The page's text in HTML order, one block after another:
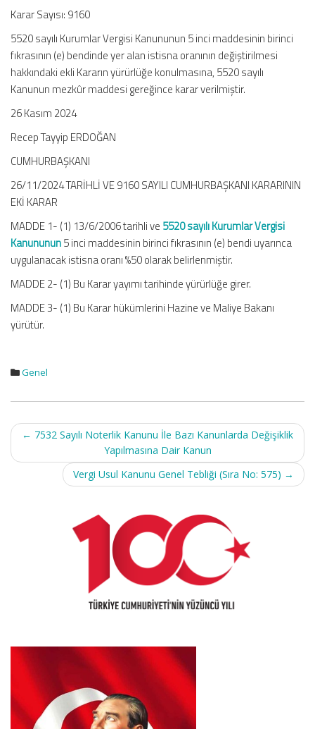
Karar Sayısı: 9160
5520 sayılı Kurumlar Vergisi Kanununun 5 inci maddesinin birinci
fıkrasının (e) bendinde yer alan istisna oranının değiştirilmesi
hakkındaki ekli Kararın yürürlüğe konulmasına, 5520 sayılı
Kanunun mezkûr maddesi gereğince karar verilmiştir.
26 Kasım 2024
Recep Tayyip ERDOĞAN
CUMHURBAŞKANI
26/11/2024 TARİHLİ VE 9160 SAYILI CUMHURBAŞKANI KARARININ
EKİ KARAR
MADDE 1- (1) 13/6/2006 tarihli ve 5520 sayılı Kurumlar Vergisi
Kanununun5 inci maddesinin birinci fıkrasının (e) bendi uyarınca
uygulanacak istisna oranı %50 olarak belirlenmiştir.
MADDE 2- (1) Bu Karar yayımı tarihinde yürürlüğe girer.
MADDE 3- (1) Bu Karar hükümlerini Hazine ve Maliye Bakanı
yürütür.
Genel
Post
navigation
← 7532 Sayılı Noterlik Kanunu İle Bazı Kanunlarda Değişiklik
Yapılmasına Dair Kanun
Vergi Usul Kanunu Genel Tebliği (Sıra No: 575) →